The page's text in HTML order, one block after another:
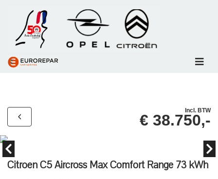
Incl. BTW
€ 38.750,-
Citroen C5 Aircross Max Comfort Range 73 kWh